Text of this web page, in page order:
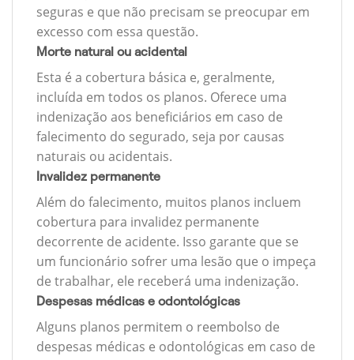
seguras e que não precisam se preocupar em
excesso com essa questão.
Morte natural ou acidental
Esta é a cobertura básica e, geralmente,
incluída em todos os planos. Oferece uma
indenização aos beneficiários em caso de
falecimento do segurado, seja por causas
naturais ou acidentais.
Invalidez permanente
Além do falecimento, muitos planos incluem
cobertura para invalidez permanente
decorrente de acidente. Isso garante que se
um funcionário sofrer uma lesão que o impeça
de trabalhar, ele receberá uma indenização.
Despesas médicas e odontológicas
Alguns planos permitem o reembolso de
despesas médicas e odontológicas em caso de